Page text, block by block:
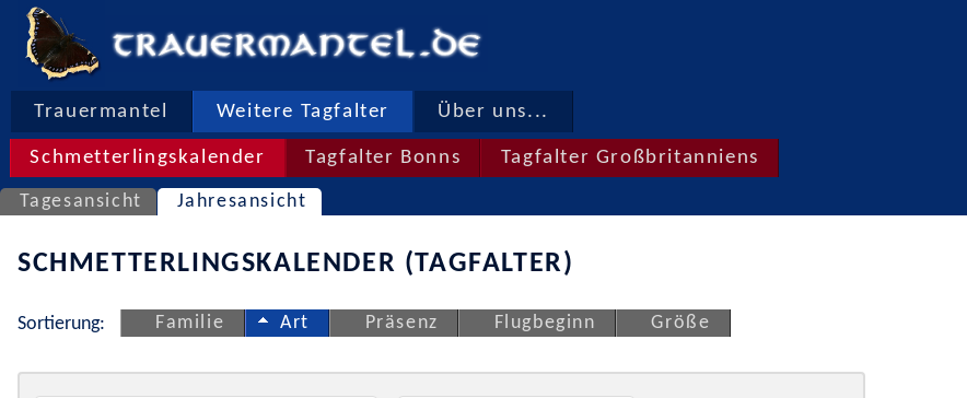
Trauermantel Weitere Tagfalter Über uns...
Schmetterlingskalender Tagfalter Bonns Tagfalter Großbritanniens
Tagesansicht Jahresansicht
SCHMETTERLINGSKALENDER (TAGFALTER)
Sortierung: Familie Art Präsenz Flugbeginn Größe